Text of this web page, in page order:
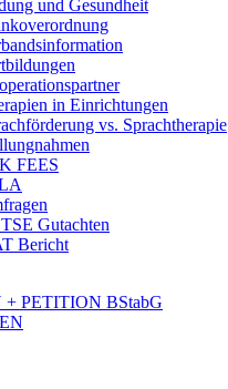
und Gesundheit
in Einrichtungen
vs. Sprachtherapie
FEES
Gutachten
Bericht
PETITION BStabG